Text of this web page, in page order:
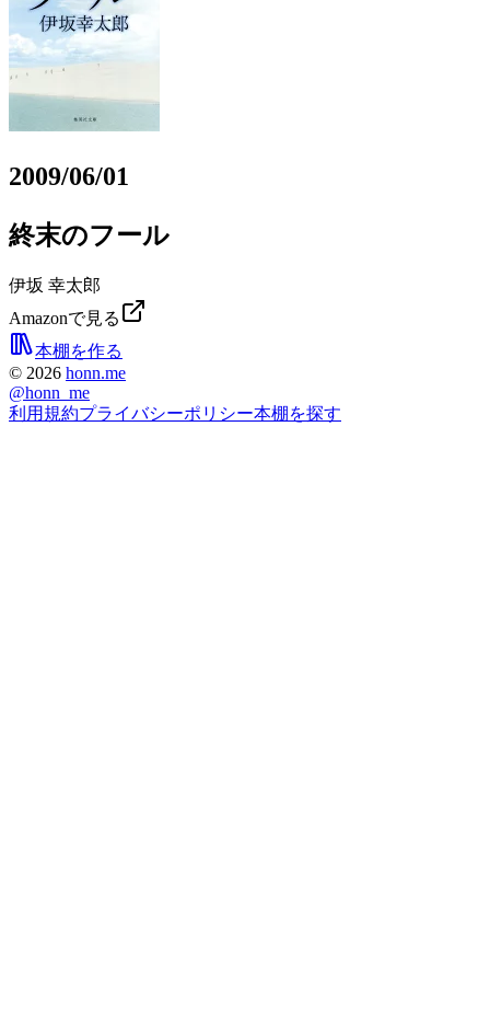
2009/06/01
終末のフール
伊坂 幸太郎
Amazonで見る
本棚を作る
© 2026 honn.me
@honn_me
利用規約プライバシーポリシー本棚を探す